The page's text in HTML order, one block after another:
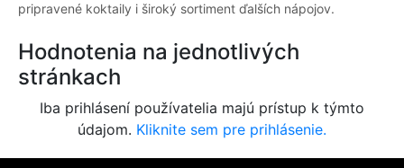
pripravené koktaily i široký sortiment ďalších nápojov.
Hodnotenia na jednotlivých
stránkach
Iba prihlásení používatelia majú prístup k týmto
údajom. Kliknite sem pre prihlásenie.